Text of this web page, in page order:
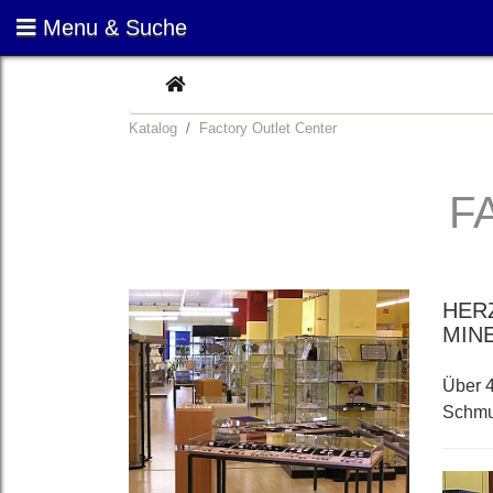
Menu & Suche
CURRENT
Katalog Factory Outlet Center
Über